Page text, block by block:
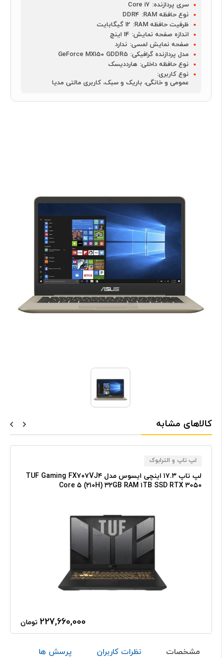
سری پردازنده: Core i7
نوع حافظه RAM:
DDR4
ظرفیت حافظه RAM:
12 گیگابایت
اندازه صفحه نمایش: 14 اینچ
صفحه نمایش لمسی: ندارد
مدل پردازنده گرافیکی: GeForce MX150 GDDR5
نوع حافظه داخلی: هارددیسک
نوع کاربری:
عمومی و خانگی، باریک و سبک، کاربری مالتی مدیا
کالاهای مشابه
لپ تاپ و الترابوک
لپ تاپ ۱۷.۳ اینچی ایسوس مدل TUF Gaming FX۷۰۷VJ۴
Core ۵ (۲۱۰H) ۳۲GB RAM ۱TB SSD RTX ۳۰۵۰
227,660,000 تومان
مشخصات نظرات کاربران پرسش ها